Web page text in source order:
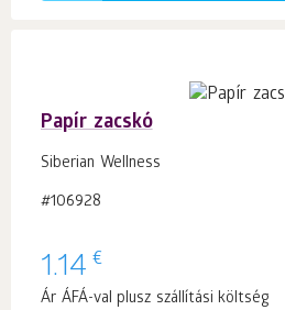
Papír zacskó
Siberian Wellness
#106928
1.14 €
Ár ÁFÁ-val plusz szállítási költség